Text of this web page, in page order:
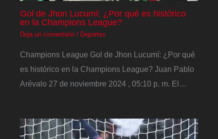
Gol de Jhon Lucumí: ¿Por qué es histórico
en la Champions League?
Deja un comentario / Deportes
Champions League Gol de Jhon Lucumí: ¿Por qué
es histórico en la Champions League? Juan Pablo
Arévalo 27 de noviembre 2024 , 05:10 p. m. El…